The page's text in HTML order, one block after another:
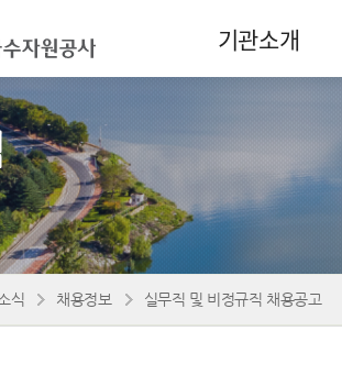
기관소개
식 채용정보 실무직 및 비정규직 채용공고